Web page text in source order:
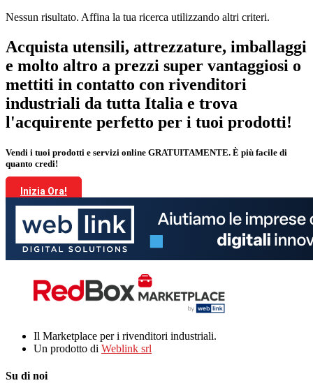
Nessun risultato. Affina la tua ricerca utilizzando altri criteri.
Acquista utensili, attrezzature, imballaggi
e molto altro a prezzi super vantaggiosi o
mettiti in contatto con rivenditori
industriali da tutta Italia e trova
l'acquirente perfetto per i tuoi prodotti!
Vendi i tuoi prodotti e servizi online GRATUITAMENTE. È più facile di
quanto credi!
Inizia Ora!
Il Marketplace per i rivenditori industriali.
Un prodotto di Weblink srl
Su di noi